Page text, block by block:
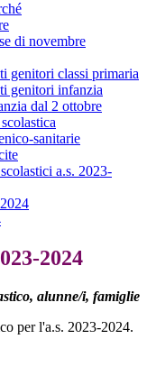
di novembre
genitori classi primaria
genitori infanzia
dal 2 ottobre
sanitarie
a.s. 2023-
2024
alunne/i, famiglie
per l'a.s. 2023-2024.